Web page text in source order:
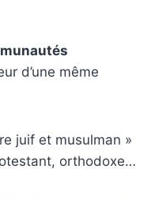
d’une même
juif et musulman »
orthodoxe…